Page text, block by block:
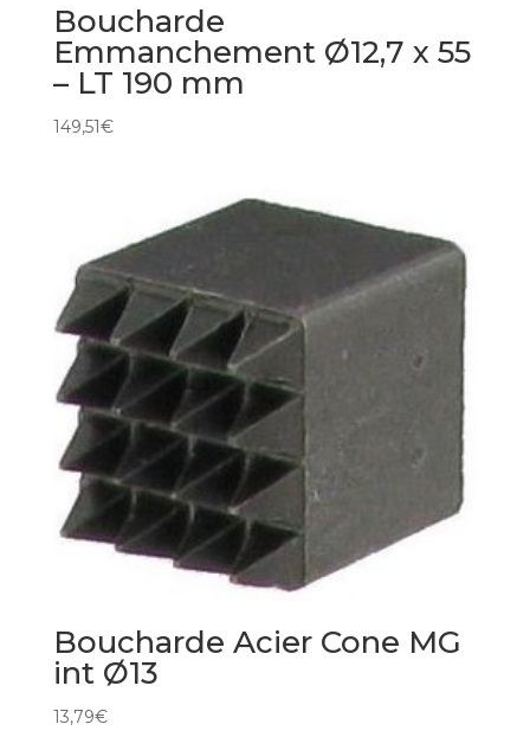
Boucharde
Emmanchement Ø12,7 x 55
– LT 190 mm
149,51€
Boucharde Acier Cone MG
int Ø13
13,79€